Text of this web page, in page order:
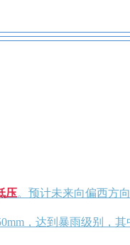
压。预计未来向偏西方
，达到暴雨级别，